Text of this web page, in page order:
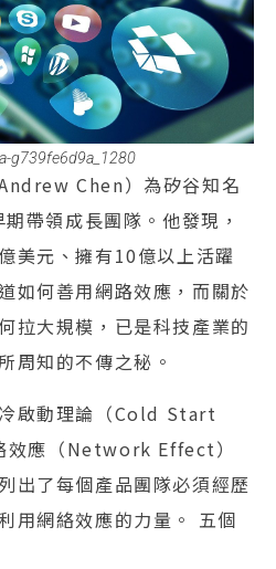
g739fe6d9a_1280
Chen）為矽谷知名
帶領成長團隊。他發現，
美元、擁有10億以上活躍
如何善用網路效應，而關於
拉大規模，已是科技產業的
周知的不傳之秘。
啟動理論（Cold Start
效應（Network Effect）
出了每個產品團隊必須經歷
用網絡效應的力量。 五個